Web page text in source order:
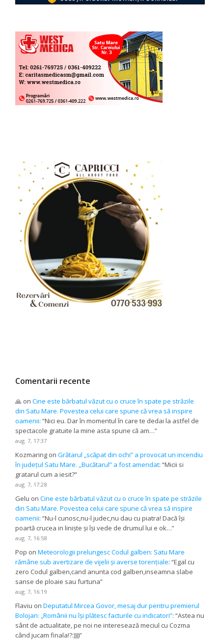
Comentarii recente
🙏 onCine este bărbatul văzut cu o cruce în spate pe străzile
din Satu Mare. Povestea celui care spune că vrea să inspire
oamenii: “Nici eu. Dar în momentul în care te dedai la astfel de
spectacole gratuite la mine asta spune că am…”
aug. 7, 17:37
Kozmaring onGrătarul „scăpat din ochi” a provocat un incendiu
în județul Satu Mare. ,,Bucătarul” a fost amendat: “Micii si
gratarul cum a iesit?”
aug. 7, 17:28
Gelu onCine este bărbatul văzut cu o cruce în spate pe străzile
din Satu Mare. Povestea celui care spune că vrea să inspire
oamenii: “Nu-l cunosc,nu-l judec,nu dau cu piatra! Dacă își
poartă crucea in liniște și își vede de drumul lui e ok…”
aug. 7, 16:58
Pop onMeteorologii prelungesc Codul galben: Satu Mare
rămâne sub avertizare de vijelii și averse torențiale: “Egal cu
zero Codul galben,cand anunta cod galben,inseamna slabe
sanse de ploaie sau furtuna”
aug. 7, 16:19
Flaviu onDeputatul Mircea Govor, mesaj dur pentru premierul
Bolojan: „Românii nu își plătesc facturile cu indicatori”: “Astea nu
sânt de actualitate, pe noi ne interesează meciul cu Cozma
când jucam finala!?:))))”